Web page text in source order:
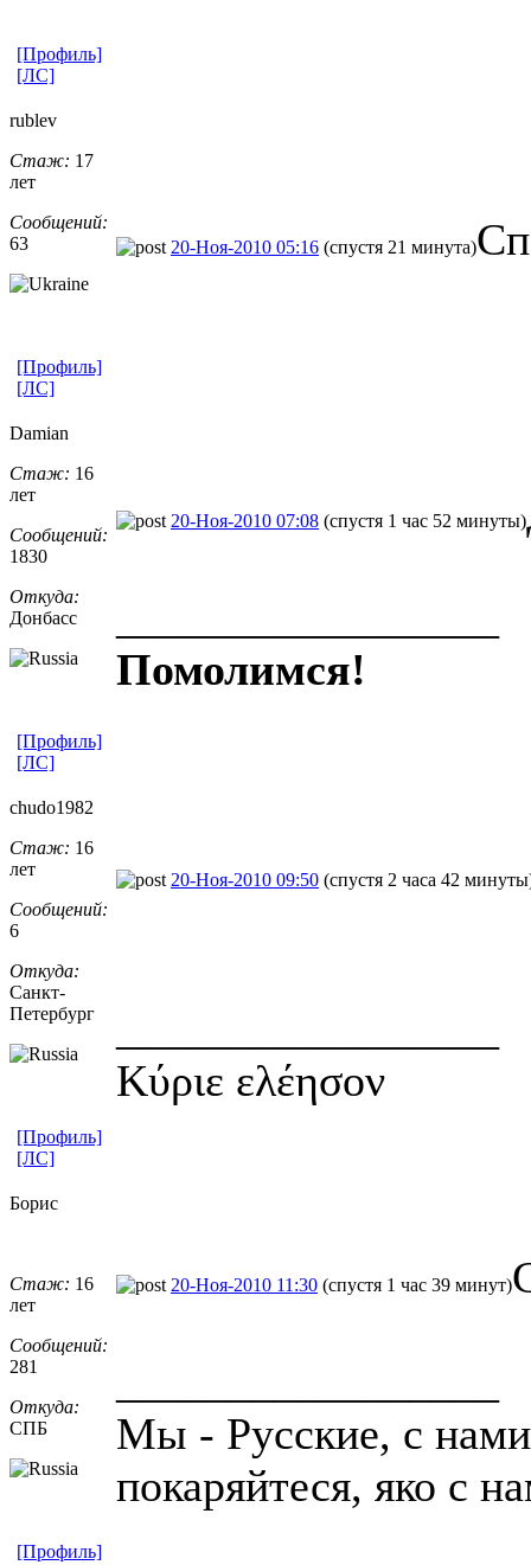
[Профиль]
[ЛС]
rublev
Стаж: 17
лет
Сообщений:
63
20-Ноя-2010 05:16 (спустя 21 минута)
[Профиль]
[ЛС]
Damian
Стаж: 16
лет
Сообщений:
1830
Откуда:
Донбасс
20-Ноя-2010 07:08 (спустя 1 час 52 минуты)
Помолимся!
[Профиль]
[ЛС]
chudo1982
Стаж: 16
лет
Сообщений:
6
Откуда:
Санкт-
Петерб​ург
20-Ноя-2010 09:50 (спустя 2 часа 42
Κύριε ελέησον
[Профиль]
[ЛС]
Борис
Стаж: 16
лет
Сообщений:
281
Откуда:
СПБ
20-Ноя-2010 11:30 (спустя 1 час 39 минут)
Мы - Русские, с
покаряйтеся, яко с
[Профиль]